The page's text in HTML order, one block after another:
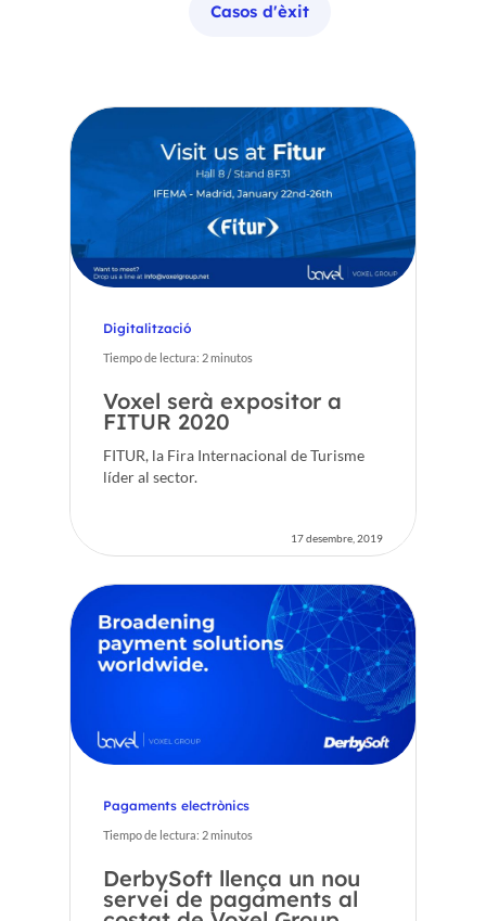
Casos d'èxit
Digitalització
Tiempo de lectura: 2minutos
Voxel serà expositor a
FITUR 2020
FITUR, la Fira Internacional de Turisme
líder al sector.
17 desembre, 2019
Pagaments electrònics
Tiempo de lectura: 2minutos
DerbySoft llença un nou
servei de pagaments al